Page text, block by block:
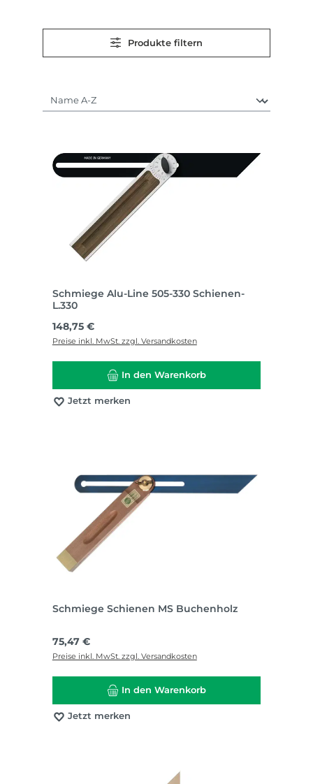
Produkte filtern
Schmiege Alu-Line 505-330 Schienen-
L.330
Regulärer Preis:
148,75 €
Preise inkl. MwSt. zzgl. Versandkosten
In den Warenkorb
Jetzt merken
Schmiege Schienen MS Buchenholz
Regulärer Preis:
75,47 €
Preise inkl. MwSt. zzgl. Versandkosten
In den Warenkorb
Jetzt merken